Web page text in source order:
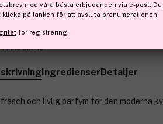
kr
Finns online
IngredienserDetaljer
fräsch och livlig parfym för den moderna
med våra bästa erbjudanden via e-post. Du
på länken för att avsluta prenumerationen.
för registrering